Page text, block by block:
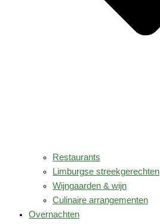
Restaurants
Limburgse streekgerechten
Wijngaarden & wijn
Culinaire arrangementen
Overnachten